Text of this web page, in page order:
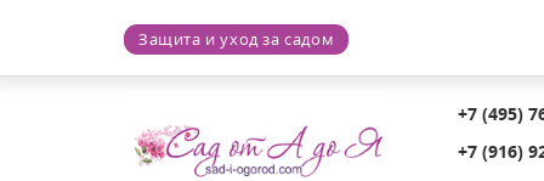
Защита и уход за садом
+7 (495)
+7 (916)